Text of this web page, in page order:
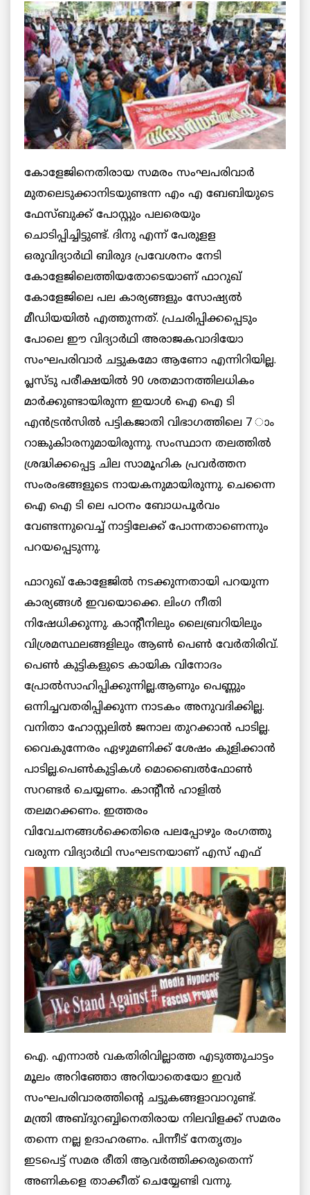
കോളേജിനെതിരായ സമരം സംഘപരിവാര്‍
മുതലെടുക്കാനിടയുണ്ടന്ന എം എ ബേബിയുടെ
ഫേസ്ബുക്ക് പോസ്റ്റും പലരെയും
ചൊടിപ്പിച്ചിട്ടുണ്ട്. ദിനു എന്ന് പേരുളള
ഒരുവിദ്യാര്‍ഥി ബിരുദ പ്രവേശനം നേടി
കോളേജിലെത്തിയതോടെയാണ് ഫാറുഖ്
കോളേജിലെ പല കാര്യങ്ങളും സോഷ്യല്‍
മീഡിയയില്‍ എത്തുന്നത്. പ്രചരിപ്പിക്കപ്പെടും
പോലെ ഈ വിദ്യാര്‍ഥി അരാജകവാദിയോ
സംഘപരിവാര്‍ ചട്ടുകമോ ആണോ എന്നിറിയില്ല.
പ്ലസ്ടു പരീക്ഷയില്‍ 90 ശതമാനത്തിലധികം
മാര്‍ക്കുണ്ടായിരുന്ന ഇയാള്‍ ഐ ഐ ടി
എന്‍ട്രന്‍സില്‍ പട്ടികജാതി വിഭാഗത്തിലെ 7 ാം
റാങ്കുകിാരനുമായിരുന്നു. സംസ്ഥാന തലത്തില്‍
ശ്രദ്ധിക്കപ്പെട്ട ചില സാമൂഹിക പ്രവര്‍ത്തന
സംരംഭങ്ങളുടെ നായകനുമായിരുന്നു. ചെന്നൈ
ഐ ഐ ടി ലെ പഠനം ബോധപൂര്‍വം
വേണ്ടന്നുവെച്ച് നാട്ടിലേക്ക് പോന്നതാണെന്നും
പറയപ്പെടുന്നു.
ഫാറുഖ് കോളേജില്‍ നടക്കുന്നതായി പറയുന്ന
കാര്യങ്ങള്‍ ഇവയൊക്കെ. ലിംഗ നീതി
നിഷേധിക്കുന്നു. കാന്റീനിലും ലൈബ്രറിയിലും
വിശ്രമസ്ഥലങ്ങളിലും ആണ്‍ പെണ്‍ വേര്‍തിരിവ്.
പെണ്‍ കുട്ടികളുടെ കായിക വിനോദം
പ്രോല്‍സാഹിപ്പിക്കുന്നില്ല.ആണും പെണ്ണും
ഒന്നിച്ചവതരിപ്പിക്കുന്ന നാടകം അനുവദിക്കില്ല.
വനിതാ ഹോസ്റ്റലില്‍ ജനാല തുറക്കാന്‍ പാടില്ല.
വൈകുന്നേരം ഏഴുമണിക്ക് ശേഷം കുളിക്കാന്‍
പാടില്ല.പെണ്‍കുട്ടികള്‍ മൊബൈല്‍ഫോണ്‍
സറണ്ടര്‍ ചെയ്യണം. കാന്റീന്‍ ഹാളില്‍
തലമറക്കണം. ഇത്തരം
വിവേചനങ്ങള്‍ക്കെതിരെ പലപ്പോഴും രംഗത്തു
വരുന്ന വിദ്യാര്‍ഥി സംഘടനയാണ് എസ് എഫ്
ഐ. എന്നാല്‍ വകതിരിവില്ലാത്ത എടുത്തുചാട്ടം
മൂലം അറിഞ്ഞോ അറിയാതെയോ ഇവര്‍
സംഘപരിവാരത്തിന്റെ ചട്ടുകങ്ങളാവാറുണ്ട്.
മന്ത്രി അബ്ദുറബ്ബിനെതിരായ നിലവിളക്ക് സമരം
തന്നെ നല്ല ഉദാഹരണം. പിന്നീട് നേതൃത്വം
ഇടപെട്ട് സമര രീതി ആവര്‍ത്തിക്കരുതെന്ന്
അണികളെ താക്കീത് ചെയ്യേണ്ടി വന്നു.